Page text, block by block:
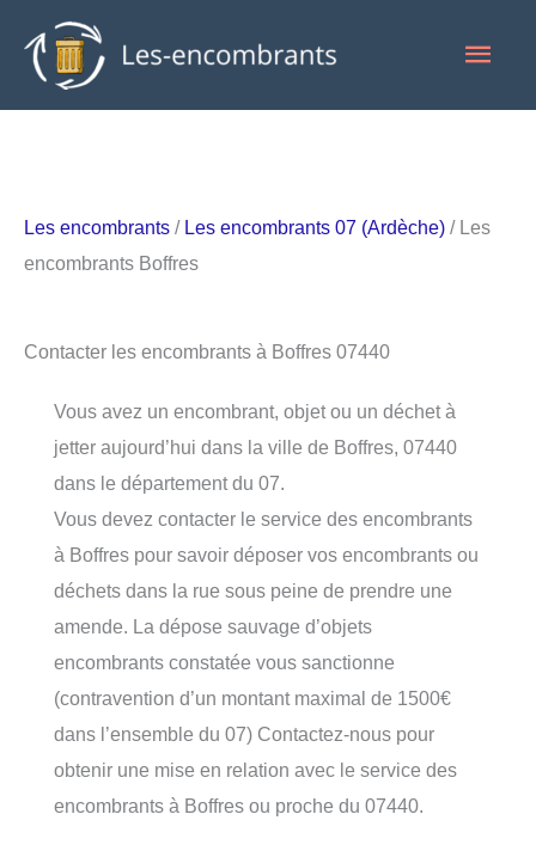
contenu
Les encombrants / Les encombrants 07 (Ardèche) / Les
encombrants Boffres
Contacter les encombrants à Boffres 07440
Vous avez un encombrant, objet ou un déchet à
jetter aujourd’hui dans la ville de Boffres, 07440
dans le département du 07.
Vous devez contacter le service des encombrants
à Boffres pour savoir déposer vos encombrants ou
déchets dans la rue sous peine de prendre une
amende. La dépose sauvage d’objets
encombrants constatée vous sanctionne
(contravention d’un montant maximal de 1500€
dans l’ensemble du 07) Contactez-nous pour
obtenir une mise en relation avec le service des
encombrants à Boffres ou proche du 07440.